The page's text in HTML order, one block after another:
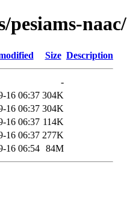
pesiams-
Size Description
-
16 06:37 304K
16 06:37 304K
16 06:37 114K
16 06:37 277K
16 06:54 84M